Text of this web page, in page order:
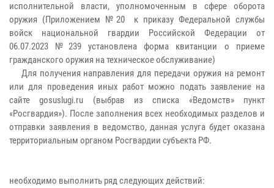
исполнительной власти, уполномоченным в сфере оборота
оружия (Приложением №20 к приказу Федеральной службы
войск национальной гвардии Российской Федерации от
06.07.2023 №239 установлена форма квитанции о приеме
гражданского оружия на техническое обслуживание)
Для получения направления для передачи оружия на ремонт
или для проведения иных работ можно подать заявление на
сайте gosuslugi.ru (выбрав из списка «Ведомств» пункт
«Росгвардия»). После заполнения всех необходимых разделов и
отправки заявления в ведомство, данная услуга будет оказана
территориальным органом Росгвардии субъекта РФ.
необходимо выполнить ряд следующих действий: